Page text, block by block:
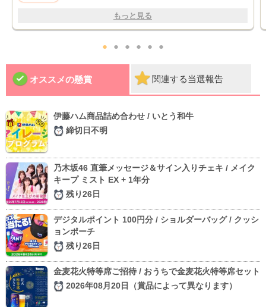
もっと見る
● ● ● ● ● ●
オススメの懸賞 関連する当選報告
伊藤ハム商品詰め合わせ / いとう和牛
締切日不明
乃木坂46 直筆メッセージ＆サイン入りチェキ / メイク
キープ ミスト EX + 1年分
残り26日
デジタルポイント 100円分 / ショルダーバッグ / クッシ
ョンポーチ
残り26日
金麦花火特等席ご招待 / おうちで金麦花火特等席セット
2026年08月20日（賞品によって異なります）